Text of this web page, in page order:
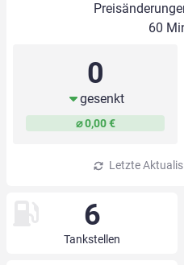
60
0
gesenkt
⌀ 0,00 €
Letzte
6
Tankstellen